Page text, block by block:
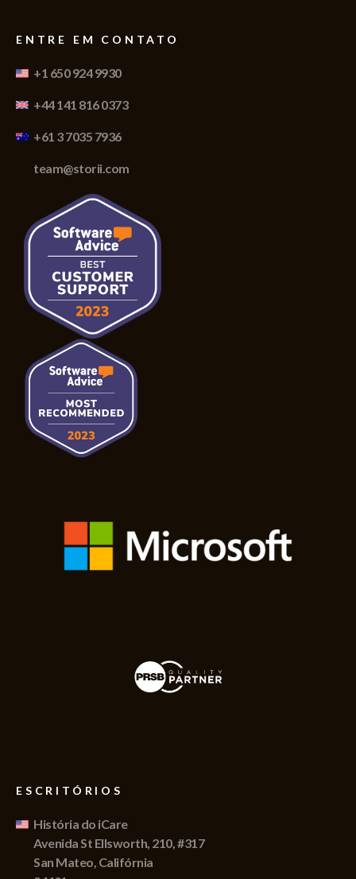
ENTRE EM CONTATO
+1 650 924 9930
+44 141 816 0373
+61 3 7035 7936
team@storii.com
ESCRITÓRIOS
História do iCare
Avenida St Ellsworth, 210, #317
San Mateo, Califórnia